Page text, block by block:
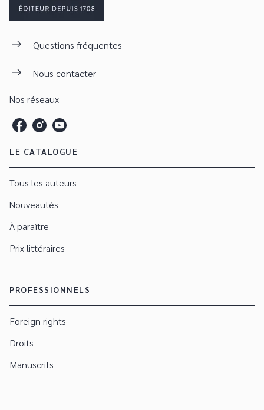
Questions fréquentes
Nous contacter
Nos réseaux
LE CATALOGUE
Tous les auteurs
Nouveautés
À paraître
Prix littéraires
PROFESSIONNELS
Foreign rights
Droits
Manuscrits